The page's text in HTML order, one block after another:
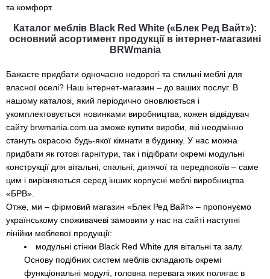
та комфорт.
Каталог меблів Black Red White («Блек Ред Вайт»):
основний асортимент продукції в інтернет-магазині
BRWmania
Бажаєте придбати одночасно недорогі та стильні меблі для
власної оселі? Наш інтернет-магазин – до ваших послуг. В
нашому каталозі, який періодично оновлюється і
укомплектовується новинками виробництва, кожен відвідувач
сайту brwmania.com.ua зможе купити вироби, які неодмінно
стануть окрасою будь-якої кімнати в будинку. У нас можна
придбати як готові гарнітури, так і підібрати окремі модульні
конструкції для вітальні, спальні, дитячої та передпокоїв – саме
цим і вирізняються серед інших корпусні меблі виробництва
«БРВ».
Отже, ми – фірмовий магазин «Блек Ред Вайт» – пропонуємо
українському споживачеві замовити у нас на сайті наступні
лінійки меблевої продукції:
модульні стінки Black Red White для вітальні та залу.
Основу подібних систем меблів складають окремі
функціональні модулі, головна перевага яких полягає в